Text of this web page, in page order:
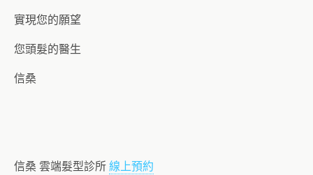
實現您的願望
您頭髮的醫生
信桑
信桑 雲端髮型診所線上預約